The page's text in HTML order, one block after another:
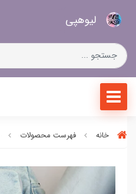
لیو‌هپی
خانه فهرست محصولات